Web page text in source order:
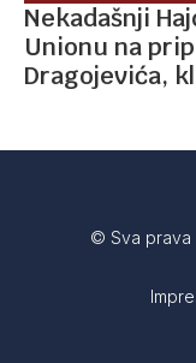
Nekadašnji
Unionu na
Dragojevića,
© Sva prava